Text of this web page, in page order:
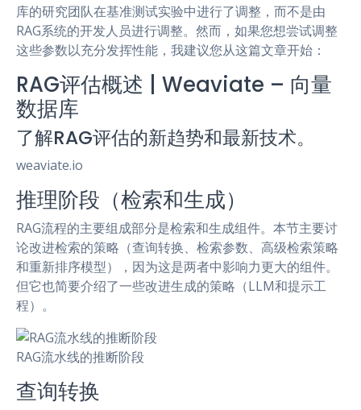
库的研究团队在基准测试实验中进行了调整，而不是由
RAG系统的开发人员进行调整。然而，如果您想尝试调整
这些参数以充分发挥性能，我建议您从这篇文章开始：
RAG评估概述 | Weaviate – 向量
数据库
了解RAG评估的新趋势和最新技术。
weaviate.io
推理阶段（检索和生成）
RAG流程的主要组成部分是检索和生成组件。本节主要讨
论改进检索的策略（查询转换、检索参数、高级检索策略
和重新排序模型），因为这是两者中影响力更大的组件。
但它也简要介绍了一些改进生成的策略（LLM和提示工
程）。
RAG流水线的推断阶段
查询转换